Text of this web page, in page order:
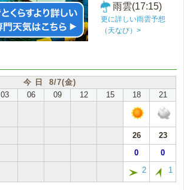
雨雲(17:15)
更に詳しい雨雲予想
（天なび）>
今 日 8/7(金)
03 06 09 12 15 18 21
26
23
0 0
2 1